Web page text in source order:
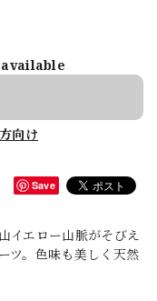
向け
Save
イエロー山脈がそびえ
ツ。色味も美しく天然